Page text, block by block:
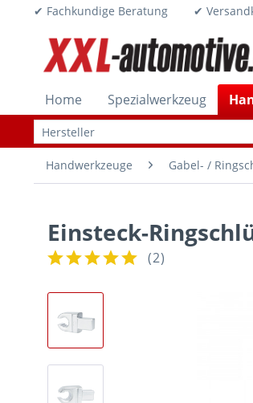
✔ Fachkundige Beratung ✔
Home Spezialwerkzeug
Handwerkzeuge Gabel- /
Einsteck-
(2)